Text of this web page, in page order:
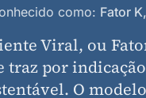
como: Fator
Viral, ou
traz por
O